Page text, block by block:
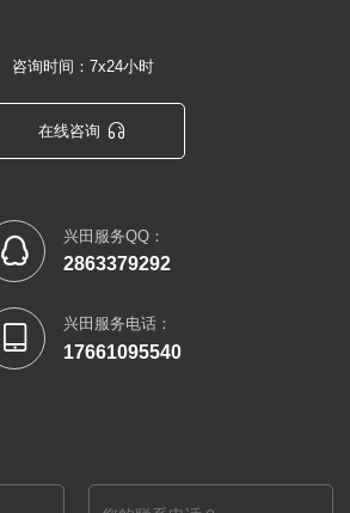
咨询时间：7x24小时
在线咨询 
 兴田服务QQ：
2863379292
 兴田服务电话：
17661095540